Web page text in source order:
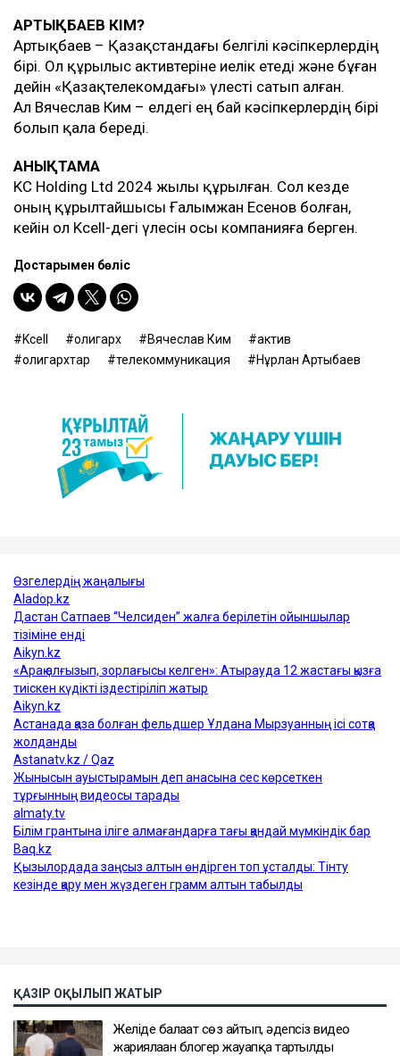
АРТЫҚБАЕВ КІМ?
Артықбаев – Қазақстандағы белгілі кәсіпкерлердің
бірі. Ол құрылыс активтеріне иелік етеді және бұған
дейін «Қазақтелекомдағы» үлесті сатып алған.
Ал Вячеслав Ким – елдегі ең бай кәсіпкерлердің бірі
болып қала береді.
АНЫҚТАМА
KC Holding Ltd 2024 жылы құрылған. Сол кезде
оның құрылтайшысы Ғалымжан Есенов болған,
кейін ол Kcell-дегі үлесін осы компанияға берген.
Достарыңмен бөліс
Kcell олигарх Вячеслав Ким
актив
олигархтар
телекоммуникация Нұрлан Артықбаев